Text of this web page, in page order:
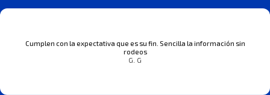
Cumplen con la expectativa que es su fin. Sencilla la información sin
rodeos
G. G